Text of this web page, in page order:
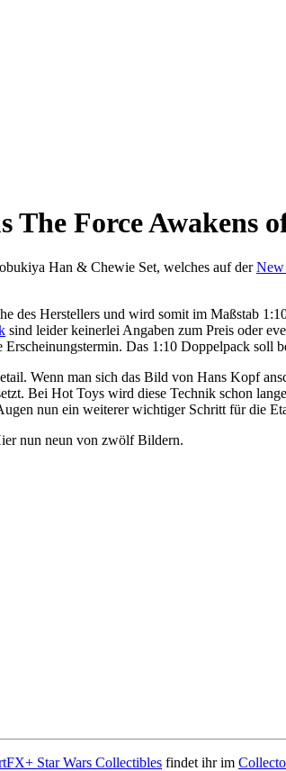
Force Awakens
Han & Chewie Set, welches auf derNew
Herstellers und wird somit im Maßstab
sind leider keinerlei Angaben zum Preis oder
Das 1:10 Doppelpack soll
Wenn man sich das Bild von Hans Kopf
Bei Hot Toys wird diese Technik schon
nun ein weiterer wichtiger Schritt für die
nun neun von zwölf Bildern.
Star Wars Collectibles findet ihr im